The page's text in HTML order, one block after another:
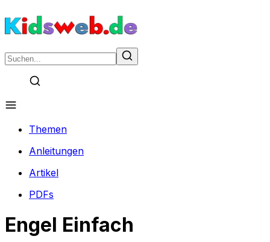
Themen
Anleitungen
Artikel
PDFs
Engel Einfach